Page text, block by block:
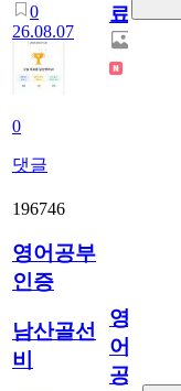
0
26.08.07
0
댓글
료
196746
영어공부
인증
남산골선
비
영
어
공